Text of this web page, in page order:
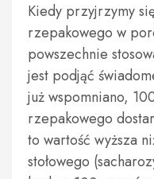
Kiedy przyjrzymy
rzepakowego w
powszechnie
jest podjąć
już wspomniano,
rzepakowego
to wartość wyższa
stołowego